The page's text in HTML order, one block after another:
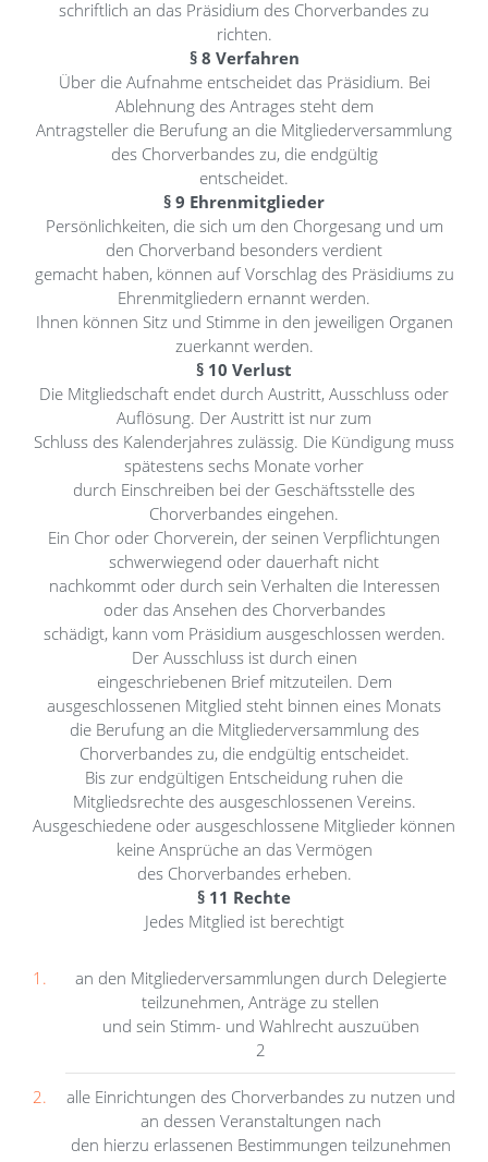
schriftlich an das Präsidium des Chorverbandes zu
richten.
§ 8 Verfahren
Über die Aufnahme entscheidet das Präsidium. Bei
Ablehnung des Antrages steht dem
Antragsteller die Berufung an die Mitgliederversammlung
des Chorverbandes zu, die endgültig
entscheidet.
§ 9 Ehrenmitglieder
Persönlichkeiten, die sich um den Chorgesang und um
den Chorverband besonders verdient
gemacht haben, können auf Vorschlag des Präsidiums zu
Ehrenmitgliedern ernannt werden.
Ihnen können Sitz und Stimme in den jeweiligen Organen
zuerkannt werden.
§ 10 Verlust
Die Mitgliedschaft endet durch Austritt, Ausschluss oder
Auflösung. Der Austritt ist nur zum
Schluss des Kalenderjahres zulässig. Die Kündigung muss
spätestens sechs Monate vorher
durch Einschreiben bei der Geschäftsstelle des
Chorverbandes eingehen.
Ein Chor oder Chorverein, der seinen Verpflichtungen
schwerwiegend oder dauerhaft nicht
nachkommt oder durch sein Verhalten die Interessen
oder das Ansehen des Chorverbandes
schädigt, kann vom Präsidium ausgeschlossen werden.
Der Ausschluss ist durch einen
eingeschriebenen Brief mitzuteilen. Dem
ausgeschlossenen Mitglied steht binnen eines Monats
die Berufung an die Mitgliederversammlung des
Chorverbandes zu, die endgültig entscheidet.
Bis zur endgültigen Entscheidung ruhen die
Mitgliedsrechte des ausgeschlossenen Vereins.
Ausgeschiedene oder ausgeschlossene Mitglieder können
keine Ansprüche an das Vermögen
des Chorverbandes erheben.
§ 11 Rechte
Jedes Mitglied ist berechtigt
an den Mitgliederversammlungen durch Delegierte
teilzunehmen, Anträge zu stellen
und sein Stimm- und Wahlrecht auszuüben
2
alle Einrichtungen des Chorverbandes zu nutzen und
an dessen Veranstaltungen nach
den hierzu erlassenen Bestimmungen teilzunehmen